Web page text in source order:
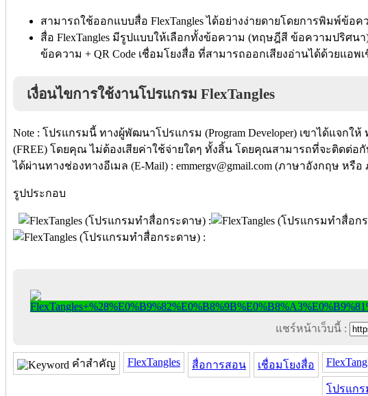
สามารถใช้ออกแบบสื่อ FlexTangles ได้อย่างง่ายดายโดยการพิมพ์ข้อค
สื่อ FlexTangles มีรูปแบบให้เลือกทั้งข้อความ (ทฤษฎีสี ข้อความปริศน
ข้อความ + QR Code เชื่อมโยงสื่อ ที่สามารถออกเสียงอ่านได้ด้วยแอพ
เงื่อนไขการใช้งานโปรแกรม FlexTangles
Note : โปรแกรมนี้ ทางผู้พัฒนาโปรแกรม (Program Developer) เขาได้แจกใ
(FREE) โดยคุณ ไม่ต้องเสียค่าใช้จ่ายใดๆ ทั้งสิ้น โดยคุณสามารถที่จะติดต่
ได้ผ่านทางช่องทางอีเมล (E-Mail) : emmergv@gmail.com (ภาษาอังกฤษ หรื
รูปประกอบ
แชร์หน้าเว็บนี้ :
คำสำคัญ FlexTangles สื่อการสอน เชื่อมโยงสื่อ
โปรแกร